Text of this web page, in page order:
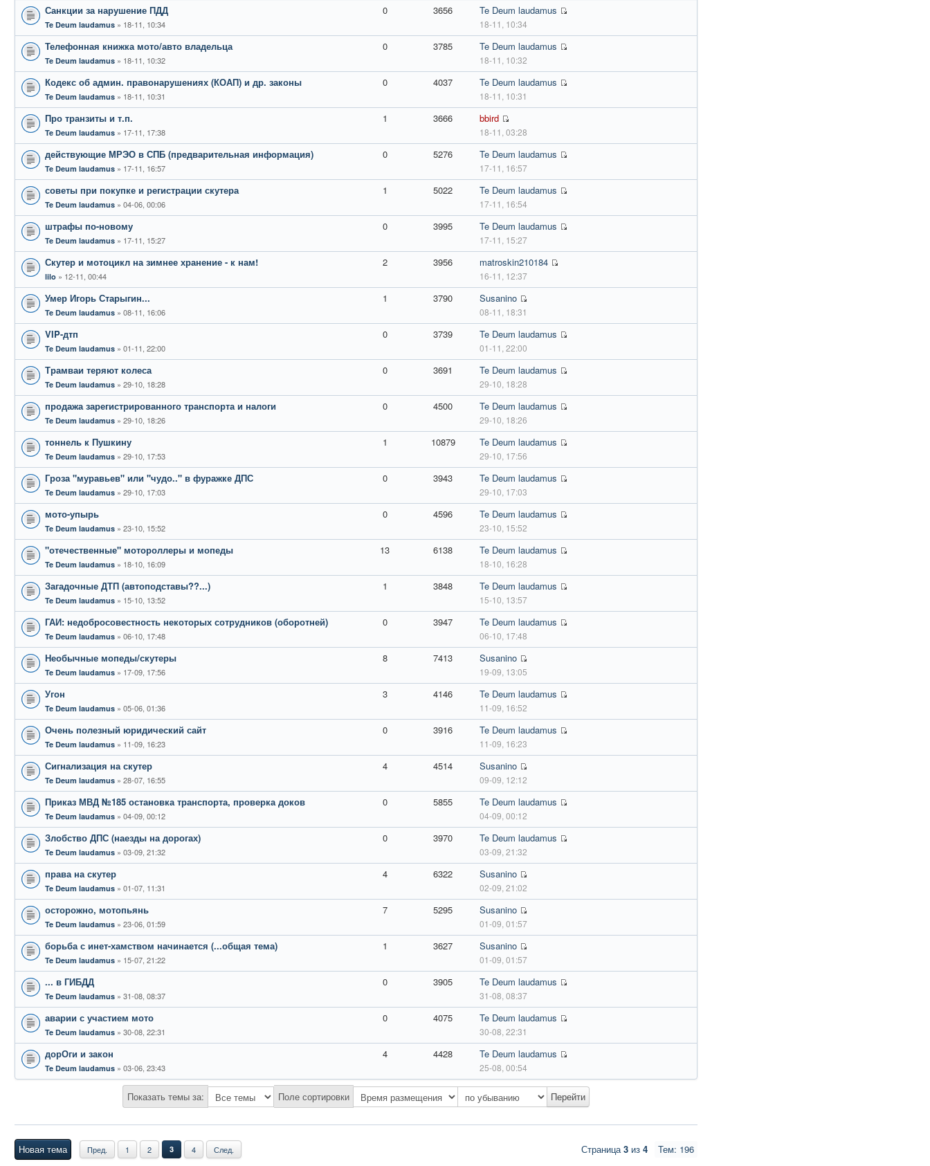
Санкции за нарушение ПДД
Te Deum laudamus 18-11, 10:34
0 3656 Te Deum laudamus
18-11, 10:34
Телефонная книжка мото/авто владельца
Te Deum laudamus 18-11, 10:32
0 3785 Te Deum laudamus
18-11, 10:32
Кодекс об админ. правонарушениях (КОАП) и др. законы
Te Deum laudamus 18-11, 10:31
0 4037 Te Deum laudamus
18-11, 10:31
Про транзиты и т.п.
Te Deum laudamus 17-11, 17:38
1 3666 bbird
18-11, 03:28
действующие МРЭО в СПБ (предварительная информация)
Te Deum laudamus 17-11, 16:57
0 5276 Te Deum laudamus
17-11, 16:57
советы при покупке и регистрации скутера
Te Deum laudamus 04-06, 00:06
1 5022 Te Deum laudamus
17-11, 16:54
штрафы по-новому
Te Deum laudamus 17-11, 15:27
0 3995 Te Deum laudamus
17-11, 15:27
Скутер и мотоцикл на зимнее хранение - к нам!
lilo 12-11, 00:44
2 3956 matroskin210184
16-11, 12:37
Умер Игорь Старыгин...
Te Deum laudamus 08-11, 16:06
1 3790 Susanino
08-11, 18:31
VIP-дтп
Te Deum laudamus 01-11, 22:00
0 3739 Te Deum laudamus
01-11, 22:00
Трамваи теряют колеса
Te Deum laudamus 29-10, 18:28
0 3691 Te Deum laudamus
29-10, 18:28
продажа зарегистрированного транспорта и налоги
Te Deum laudamus 29-10, 18:26
0 4500 Te Deum laudamus
29-10, 18:26
тоннель к Пушкину
Te Deum laudamus 29-10, 17:53
1 10879 Te Deum laudamus
29-10, 17:56
Гроза "муравьев" или "чудо.." в фуражке ДПС
Te Deum laudamus 29-10, 17:03
0 3943 Te Deum laudamus
29-10, 17:03
мото-упырь
Te Deum laudamus 23-10, 15:52
0 4596 Te Deum laudamus
23-10, 15:52
"отечественные" мотороллеры и мопеды
Te Deum laudamus 18-10, 16:09
13 6138 Te Deum laudamus
18-10, 16:28
Загадочные ДТП (автоподставы??...)
Te Deum laudamus 15-10, 13:52
1 3848 Te Deum laudamus
15-10, 13:57
ГАИ: недобросовестность некоторых сотрудников (оборотней)
Te Deum laudamus 06-10, 17:48
0 3947 Te Deum laudamus
06-10, 17:48
Необычные мопеды/скутеры
Te Deum laudamus 17-09, 17:56
8 7413 Susanino
19-09, 13:05
Угон
Te Deum laudamus 05-06, 01:36
3 4146 Te Deum laudamus
11-09, 16:52
Очень полезный юридический сайт
Te Deum laudamus 11-09, 16:23
0 3916 Te Deum laudamus
11-09, 16:23
Сигнализация на скутер
Te Deum laudamus 28-07, 16:55
4 4514 Susanino
09-09, 12:12
Приказ МВД №185 остановка транспорта, проверка доков
Te Deum laudamus 04-09, 00:12
0 5855 Te Deum laudamus
04-09, 00:12
Злобство ДПС (наезды на дорогах)
Te Deum laudamus 03-09, 21:32
0 3970 Te Deum laudamus
03-09, 21:32
права на скутер
Te Deum laudamus 01-07, 11:31
4 6322 Susanino
02-09, 21:02
осторожно, мотопьянь
Te Deum laudamus 23-06, 01:59
7 5295 Susanino
01-09, 01:57
борьба с инет-хамством начинается (...общая тема)
Te Deum laudamus 15-07, 21:22
1 3627 Susanino
01-09, 01:57
... в ГИБДД
Te Deum laudamus 31-08, 08:37
0 3905 Te Deum laudamus
31-08, 08:37
аварии с участием мото
Te Deum laudamus 30-08, 22:31
0 4075 Te Deum laudamus
30-08, 22:31
дорОги и закон
Te Deum laudamus 03-06, 23:43
4 4428 Te Deum laudamus
25-08, 00:54
Показать темы за: Поле сортировки
Новая тема Тем: 196
Пред. 1 2 3 4 След. Страница3 из 4